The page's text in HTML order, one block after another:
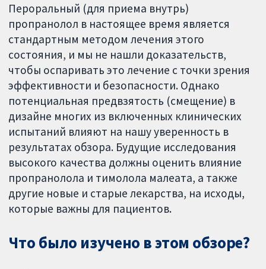
Пероральный (для приема внутрь)
пропранолол в настоящее время является
стандартным методом лечения этого
состояния, и мы не нашли доказательств,
чтобы оспаривать это лечение с точки зрения
эффективности и безопасности. Однако
потенциальная предвзятость (смещение) в
дизайне многих из включенных клинических
испытаний влияют на нашу уверенность в
результатах обзора. Будущие исследования
высокого качества должны оценить влияние
пропранолола и тимолола малеата, а также
другие новые и старые лекарства, на исходы,
которые важны для пациентов.
Что было изучено в этом обзоре?